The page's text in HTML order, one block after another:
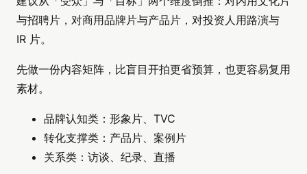
与招聘片，对商用品牌片与产品片，对投资人用路演与
IR 片。
先做一份内容矩阵，比盲目开拍更省预算，也更容易复用
素材。
品牌认知类：形象片、TVC
转化支撑类：产品片、案例片
关系类：访谈、纪录、直播